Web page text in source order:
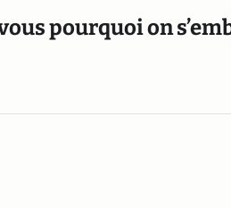
pourquoi on